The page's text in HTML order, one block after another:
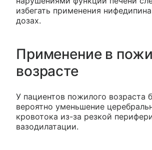
избегать применения
дозах.
Применение в
возрасте
У пациентов пожилого возраста
вероятно уменьшение
кровотока из-за резкой
вазодилатации.